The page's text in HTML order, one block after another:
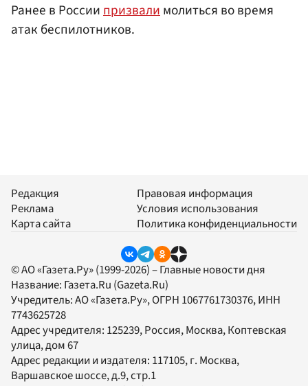
Ранее в Россиипризвалимолиться во время
атак беспилотников.
Редакция
Реклама
Карта сайта
Правовая информация
Условия использования
Политика конфиденциальности
© АО «Газета.Ру» (1999-2026) – Главные новости дня
Название: Газета.Ru (Gazeta.Ru)
Учредитель:АО «Газета.Ру», ОГРН 1067761730376, ИНН
7743625728
Адрес учредителя: 125239, Россия, Москва, Коптевская
улица, дом 67
Адрес редакции и издателя: 117105, г. Москва,
Варшавское шоссе, д.9, стр.1